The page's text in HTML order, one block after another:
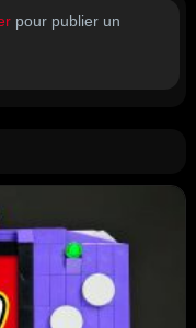
pour publier un